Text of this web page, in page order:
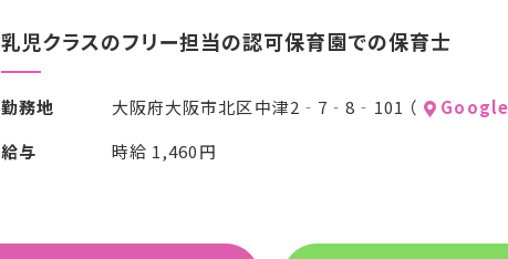
乳児クラスのフリー担当の認可保育園での保育士
勤務地 大阪府大阪市北区中津2‐7‐8‐101 （
給与
時給 1,460円